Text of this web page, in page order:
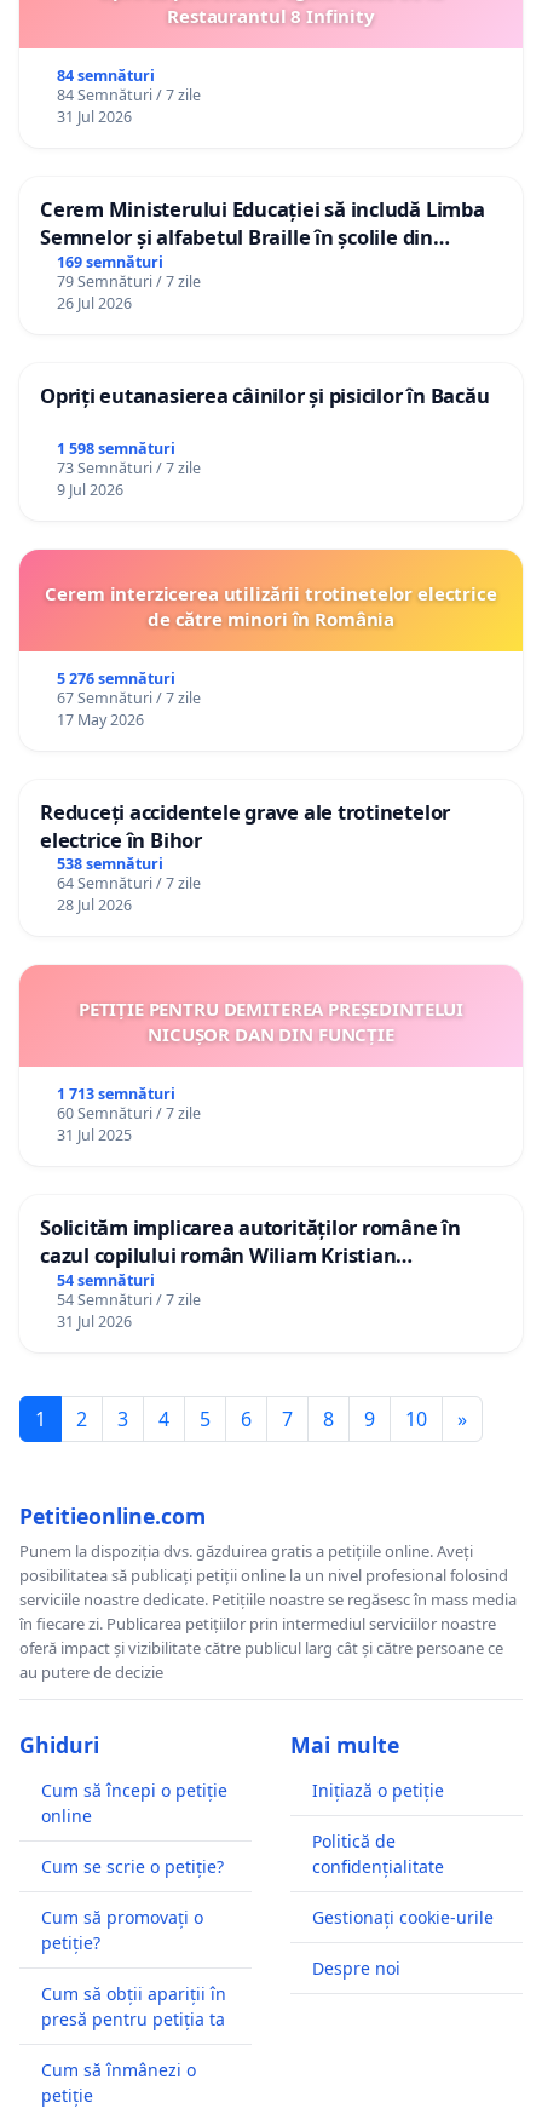
Restaurantul 8 Infinity
84 semnături
84 Semnături / 7 zile
31 Jul 2026
Cerem Ministerului Educației să includă Limba
Semnelor și alfabetul Braille în școlile din
Republica Moldova!
169 semnături
79 Semnături / 7 zile
26 Jul 2026
Opriți eutanasierea câinilor și pisicilor în Bacău
1 598 semnături
73 Semnături / 7 zile
9 Jul 2026
Cerem interzicerea utilizării trotinetelor electrice
de către minori în România
5 276 semnături
67 Semnături / 7 zile
17 May 2026
Reduceți accidentele grave ale trotinetelor
electrice în Bihor
538 semnături
64 Semnături / 7 zile
28 Jul 2026
PETIȚIE PENTRU DEMITEREA PREȘEDINTELUI
NICUȘOR DAN DIN FUNCȚIE
1 713 semnături
60 Semnături / 7 zile
31 Jul 2025
Solicităm implicarea autorităților române în
cazul copilului român Wiliam Kristian
Gheorghe, aflat în plasament în Danemarca de
12 ani
54 semnături
54 Semnături / 7 zile
31 Jul 2026
1 2 3 4 5 6 7 8 9 10 »
Petitieonline.com
Punem la dispoziția dvs. găzduirea gratis a petițiile online. Aveți
posibilitatea să publicați petiții online la un nivel profesional folosind
serviciile noastre dedicate. Petițiile noastre se regăsesc în mass media
în fiecare zi. Publicarea petițiilor prin intermediul serviciilor noastre
oferă impact și vizibilitate către publicul larg cât și către persoane ce
au putere de decizie
Ghiduri
Cum să începi o petiție
online
Cum se scrie o petiție?
Cum să promovați o
petiție?
Cum să obții apariții în
presă pentru petiția ta
Cum să înmânezi o
petiție
Mai multe
Inițiază o petiție
Politică de
confidențialitate
Gestionați cookie-urile
Despre noi